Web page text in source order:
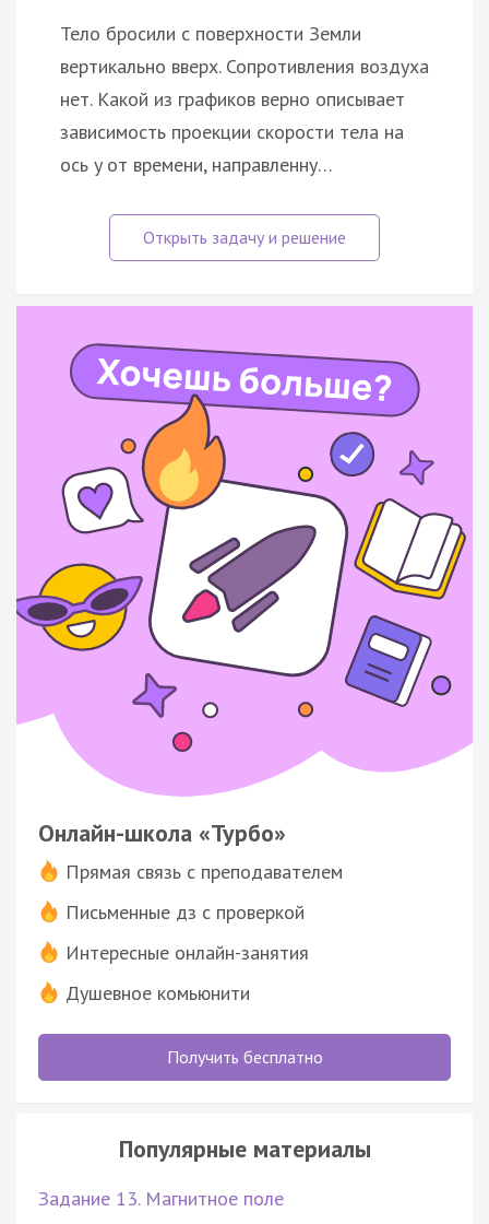
Тело бросили с поверхности Земли
вертикально вверх. Сопротивления воздуха
нет. Какой из графиков верно описывает
зависимость проекции скорости тела на
ось y от времени, направленну…
Онлайн-школа «Турбо»
Прямая связь с преподавателем
Письменные дз с проверкой
Интересные онлайн-занятия
Душевное комьюнити
Получить бесплатно
Популярные материалы
Задание 13. Магнитное поле